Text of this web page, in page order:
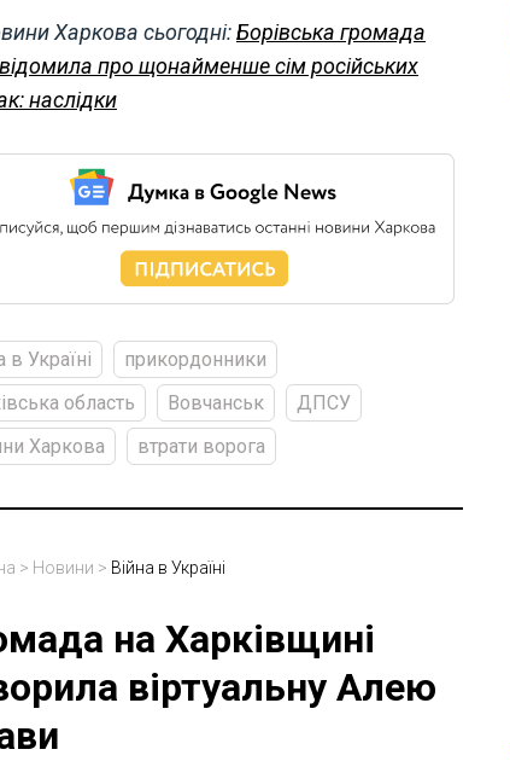
Харкова сьогодні:Борівська громада
про щонайменше сім російських
наслідки
в Україні
прикордонники
область
Вовчанськ
ДПСУ
Харкова
втрати ворога
> Новини > Війна в Україні
на Харківщині
віртуальну Алею